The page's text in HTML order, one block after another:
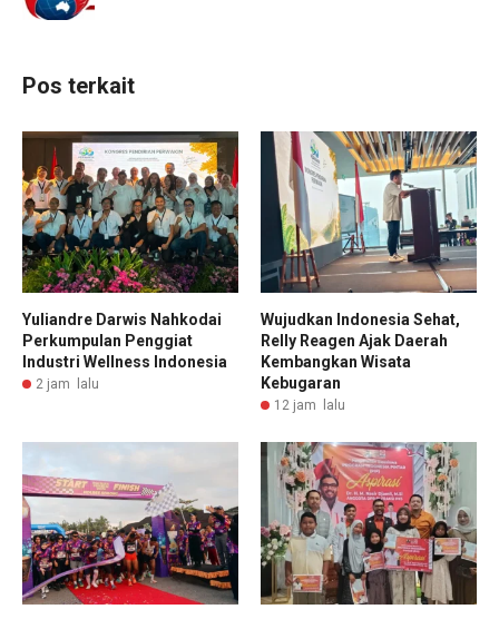
Pos terkait
Yuliandre Darwis Nahkodai
Perkumpulan Penggiat
Industri Wellness Indonesia
2 jam lalu
Wujudkan Indonesia Sehat,
Relly Reagen Ajak Daerah
Kembangkan Wisata
Kebugaran
12 jam lalu